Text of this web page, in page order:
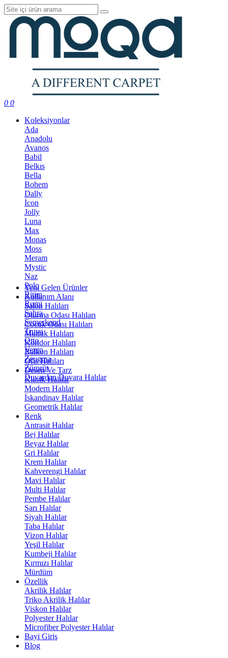
0 0
Koleksiyonlar
Ada
Anadolu
Avanos
Babil
Belkıs
Bella
Bohem
Dally
İcon
Jolly
Luna
Max
Monas
Moss
Meram
Mystic
Naz
Polo
Ritim
Rumi
Sahra
Semerkand
Truva
Otto
Vento
Zeugma
Zümrüt
Duvardan Duvara Halılar
Yeni Gelen Ürünler
Kullanım Alanı
Salon Halıları
Oturma Odası Halıları
Çocuk Odası Halıları
Mutfak Halıları
Koridor Halıları
Balkon Halıları
Ofis Halıları
Desen Ve Tarz
Klasik Halılar
Modern Halılar
İskandinav Halılar
Geometrik Halılar
Renk
Antrasit Halılar
Bej Halılar
Beyaz Halılar
Gri Halılar
Krem Halılar
Kahverengi Halılar
Mavi Halılar
Multi Halılar
Pembe Halılar
Sarı Halılar
Siyah Halılar
Taba Halılar
Vizon Halılar
Yeşil Halılar
Kumbeji Halılar
Kırmızı Halılar
Mürdüm
Özellik
Akrilik Halılar
Triko Akrilik Halılar
Viskon Halılar
Polyester Halılar
Microfiber Polyester Halılar
Bayi Giriş
Blog